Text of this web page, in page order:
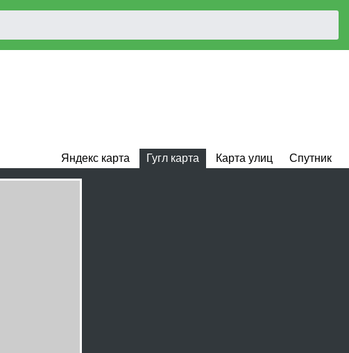
Яндекс карта Гугл карта Карта улиц Спутник